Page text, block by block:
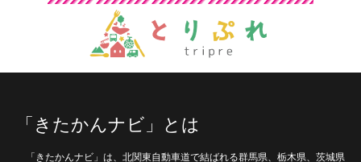
「きたかんナビ」とは
「きたかんナビ」は、北関東自動車道で結ばれる群馬県、栃木県、茨城県